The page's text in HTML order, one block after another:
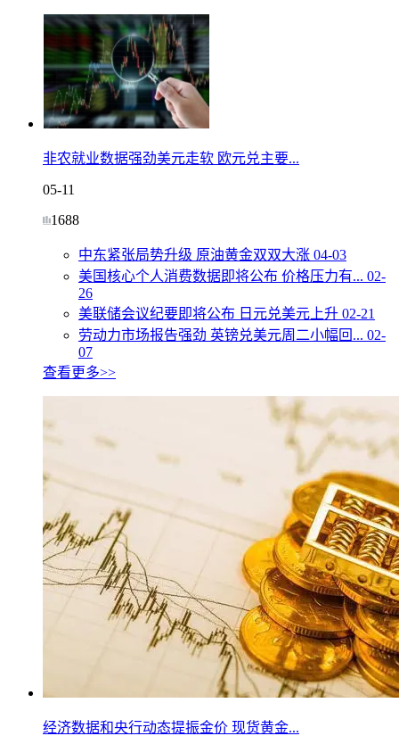
非农就业数据强劲美元走软 欧元兑主要...
05-11
1688
中东紧张局势升级 原油黄金双双大涨 04-03
美国核心个人消费数据即将公布 价格压力有... 02-
26
美联储会议纪要即将公布 日元兑美元上升 02-21
劳动力市场报告强劲 英镑兑美元周二小幅回... 02-
07
查看更多>>
经济数据和央行动态提振金价 现货黄金...